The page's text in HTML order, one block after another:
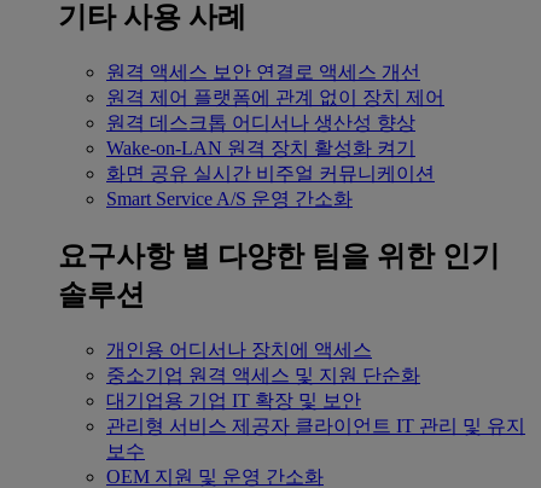
기타 사용 사례
원격 액세스 보안 연결로 액세스 개선
원격 제어 플랫폼에 관계 없이 장치 제어
원격 데스크톱 어디서나 생산성 향상
Wake-on-LAN 원격 장치 활성화 켜기
화면 공유 실시간 비주얼 커뮤니케이션
Smart Service A/S 운영 간소화
요구사항 별 다양한 팀을 위한 인기
솔루션
개인용 어디서나 장치에 액세스
중소기업 원격 액세스 및 지원 단순화
대기업용 기업 IT 확장 및 보안
관리형 서비스 제공자 클라이언트 IT 관리 및 유지
보수
OEM 지원 및 운영 간소화